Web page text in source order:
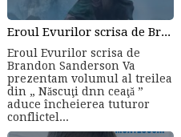
Eroul Evurilor scrisa de Brandon Sanderson (Volumul 3)
Eroul Evurilor scrisa de
Brandon Sanderson Va
prezentam volumul al treilea
din „ Născuţi dnn ceaţă ”
aduce încheierea tuturor
conflictel...